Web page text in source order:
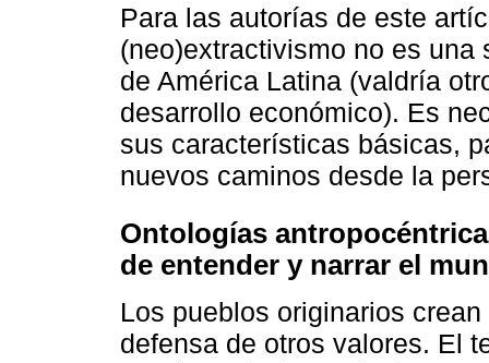
Para las autorías de este
(neo)extractivismo no es
de América Latina (valdría
desarrollo económico). Es
sus características básicas,
nuevos caminos desde la
Ontologías
de entender y narrar el
Los pueblos originarios
defensa de otros valores. El